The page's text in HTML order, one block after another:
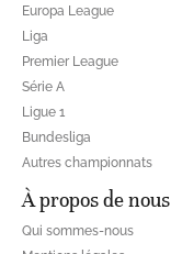
Europa League
Liga
Premier League
Série A
Ligue 1
Bundesliga
Autres championnats
À propos de nous
Qui sommes-nous